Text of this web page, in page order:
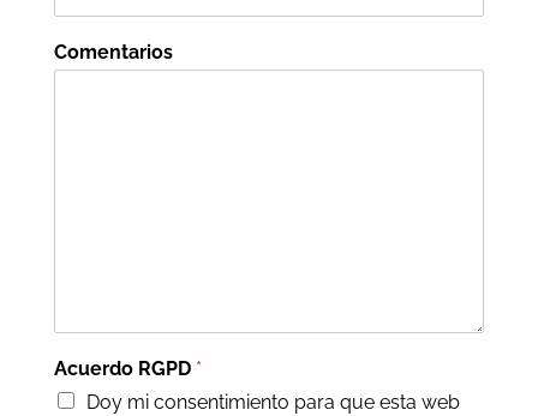
Comentarios
Acuerdo RGPD *
Doy mi consentimiento para que esta web